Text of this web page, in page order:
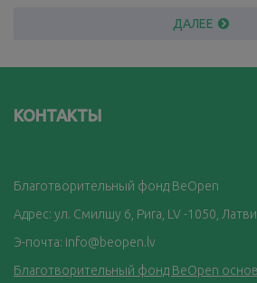
ДАЛЕЕ
КОНТАКТЫ
Благотворительный фонд BeOpen
Адрес: ул. Смилшу 6, Рига, LV -1050,
Э-почта: info@beopen.lv
Благотворительный фонд BeOpen